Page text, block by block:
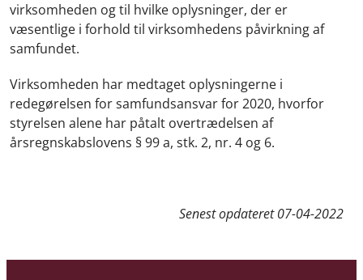
virksomheden og til hvilke oplysninger, der er
væsentlige i forhold til virksomhedens påvirkning af
samfundet.
Virksomheden har medtaget oplysningerne i
redegørelsen for samfundsansvar for 2020, hvorfor
styrelsen alene har påtalt overtrædelsen af
årsregnskabslovens § 99 a, stk. 2, nr. 4 og 6.
Senest opdateret07-04-2022